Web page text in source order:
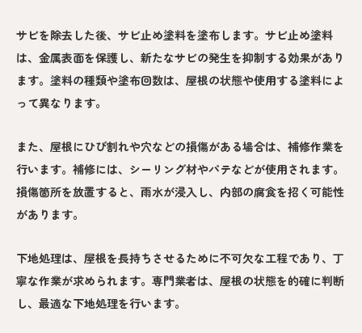
サビを除去した後、サビ止め塗料を塗布します。サビ止め塗料
は、金属表面を保護し、新たなサビの発生を抑制する効果があり
ます。塗料の種類や塗布回数は、屋根の状態や使用する塗料によ
って異なります。
また、屋根にひび割れや穴などの損傷がある場合は、補修作業を
行います。補修には、シーリング材やパテなどが使用されます。
損傷箇所を放置すると、雨水が浸入し、内部の腐食を招く可能性
があります。
下地処理は、屋根を長持ちさせるために不可欠な工程であり、丁
寧な作業が求められます。専門業者は、屋根の状態を的確に判断
し、最適な下地処理を行います。